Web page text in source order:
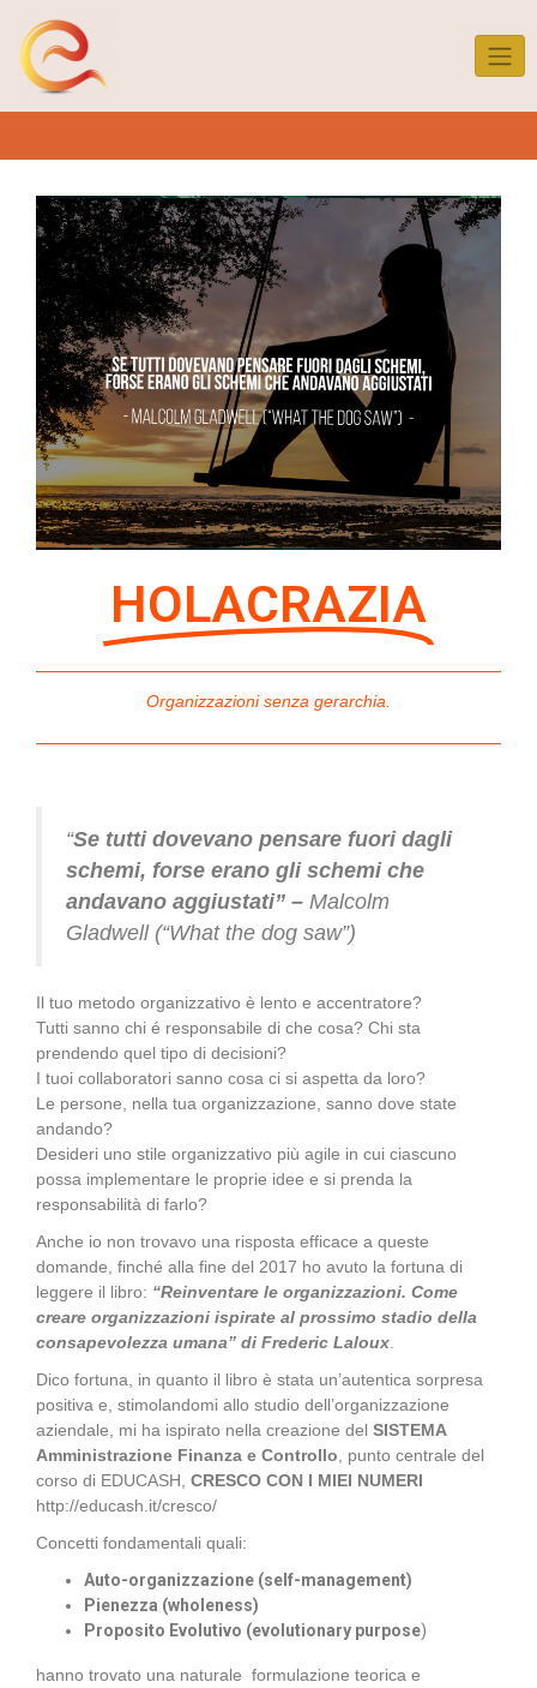
HOLACRAZIA
Organizzazioni senza gerarchia.
“Se tutti dovevano pensare fuori dagli
schemi, forse erano gli schemi che
andavano aggiustati” – Malcolm
Gladwell (“What the dog saw”)
Il tuo metodo organizzativo è lento e accentratore?
Tutti sanno chi é responsabile di che cosa? Chi sta
prendendo quel tipo di decisioni?
I tuoi collaboratori sanno cosa ci si aspetta da loro?
Le persone, nella tua organizzazione, sanno dove state
andando?
Desideri uno stile organizzativo più agile in cui ciascuno
possa implementare le proprie idee e si prenda la
responsabilità di farlo?
Anche io non trovavo una risposta efficace a queste
domande, finché alla fine del 2017 ho avuto la fortuna di
leggere il libro: “Reinventare le organizzazioni. Come
creare organizzazioni ispirate al prossimo stadio della
consapevolezza umana” di Frederic Laloux
Dico fortuna, in quanto il libro è stata un’autentica sorpresa
positiva e, stimolandomi allo studio dell’organizzazione
aziendale, mi ha ispirato nella creazione del SISTEMA
Amministrazione Finanza e Controllo , punto centrale del
corso di EDUCASH, CRESCO CON I MIEI NUMERI
http://educash.it/cresco/
Concetti fondamentali quali:
Auto-organizzazione (self-management)
Pienezza (wholeness)
Proposito Evolutivo (evolutionary purpose)
hanno trovato una naturale formulazione teorica e